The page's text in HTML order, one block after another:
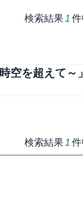
検索結果 1
空を超えて
検索結果 1